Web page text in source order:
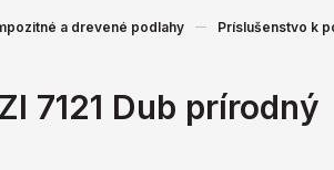
a drevené podlahy Príslušenstvo k
7121 Dub prírodný